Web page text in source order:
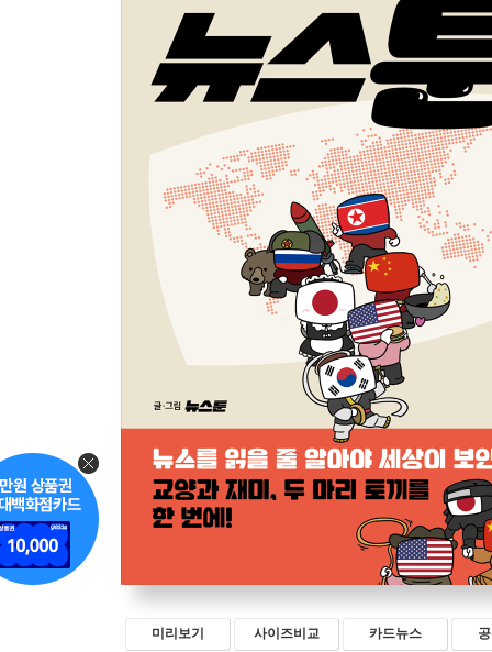
미리보기 사이즈비교 카드뉴스